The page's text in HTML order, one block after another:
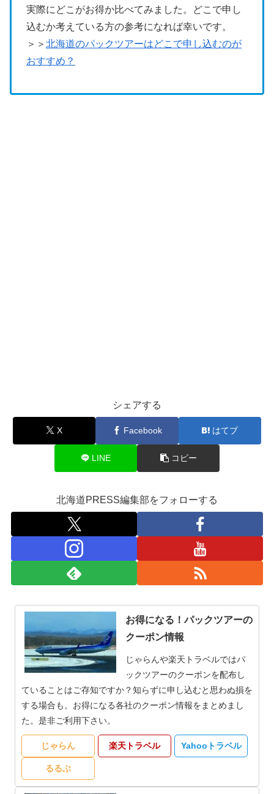
実際にどこがお得か比べてみました。どこで申し
込むか考えている方の参考になれば幸いです。
＞＞ 北海道のパックツアーはどこで申し込むのが
おすすめ？
シェアする
X Facebook はてブ
LINE コピー
北海道PRESS編集部をフォローする
お得になる！パックツアーの
クーポン情報
じゃらんや楽天トラベルではパ
ックツアーのクーポンを配布し
ていることはご存知ですか？知らずに申し込むと思わぬ損を
する場合も。お得になる各社のクーポン情報をまとめまし
た。是非ご利用下さい。
じゃらん 楽天トラベル Yahooトラベル
るるぶ